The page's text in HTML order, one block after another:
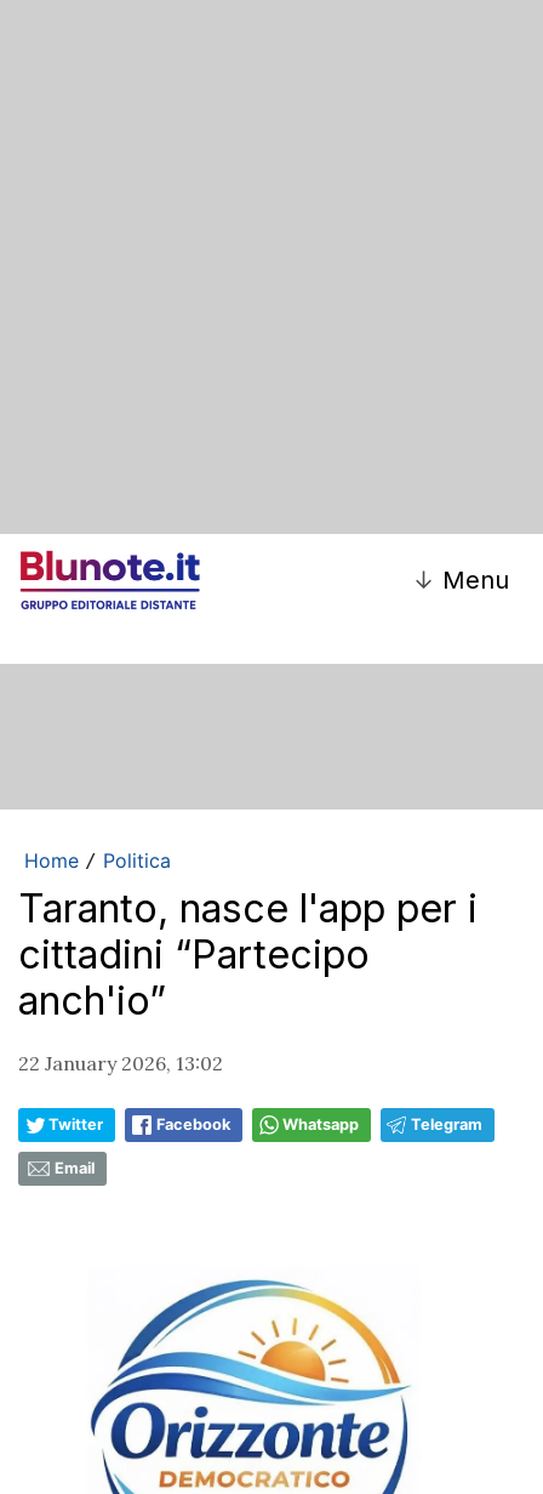
↓ Menu
Home / Politica
Taranto, nasce l'app per i
cittadini “Partecipo
anch'io”
22 January 2026, 13:02
Twitter Facebook Whatsapp Telegram
Email